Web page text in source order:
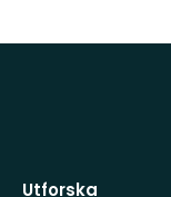
Utforska